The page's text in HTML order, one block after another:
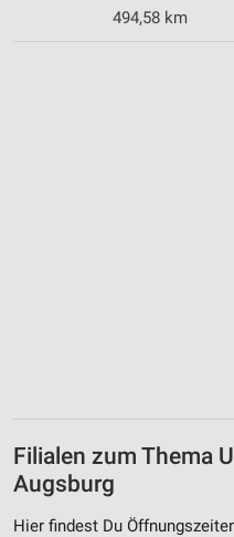
494,58 km
Filialen zum Thema
Augsburg
Hier findest Du